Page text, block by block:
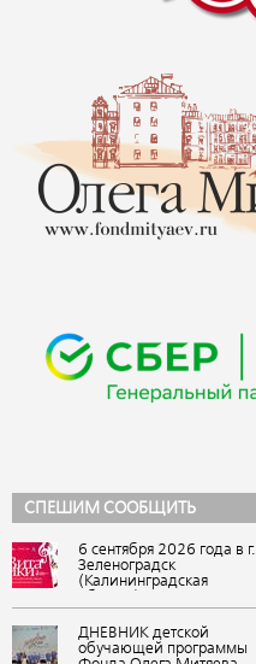
СПЕШИМ СООБЩИТЬ
6 сентября 2026 года в г.
Зеленоградск
(Калининградская
Всероссийский
фестиваль авторской
песни и поэзии
«ВитаЛики». Событие
ДНЕВНИК детской
обучающей программы